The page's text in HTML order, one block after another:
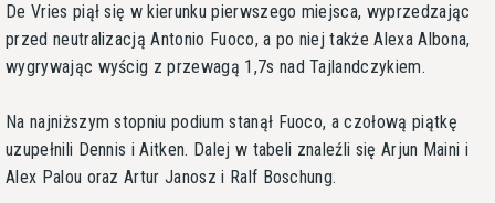
De Vries piął się w kierunku pierwszego miejsca, wyprzedzając
przed neutralizacją Antonio Fuoco, a po niej także Alexa Albona,
wygrywając wyścig z przewagą 1,7s nad Tajlandczykiem.
Na najniższym stopniu podium stanął Fuoco, a czołową piątkę
uzupełnili Dennis i Aitken. Dalej w tabeli znaleźli się Arjun Maini i
Alex Palou oraz Artur Janosz i Ralf Boschung.